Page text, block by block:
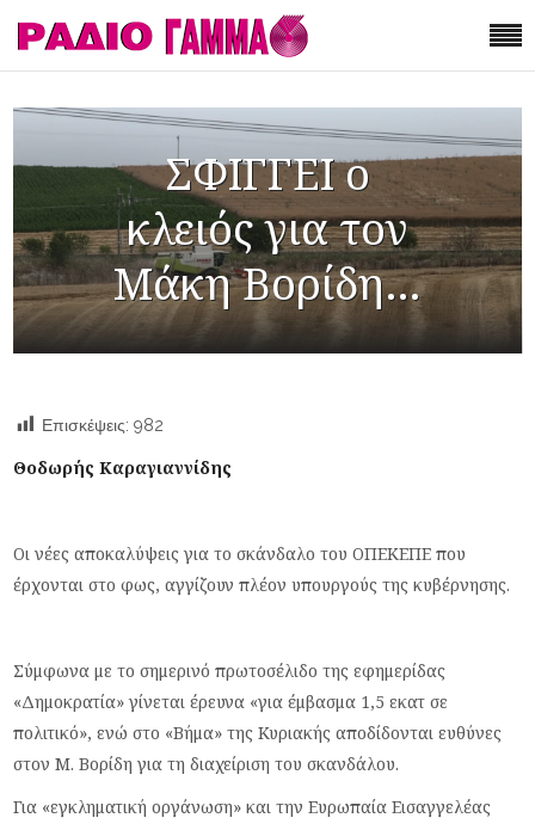
ΣΦΙΓΓΕΙ ο
κλειός για τον
Μάκη Βορίδη…
Επισκέψεις: 982
Θοδωρής Καραγιαννίδης
Οι νέες αποκαλύψεις για το σκάνδαλο του ΟΠΕΚΕΠΕ που
έρχονται στο φως, αγγίζουν πλέον υπουργούς της κυβέρνησης.
Σύμφωνα με το σημερινό πρωτοσέλιδο της εφημερίδας
«Δημοκρατία» γίνεται έρευνα «για έμβασμα 1,5 εκατ σε
πολιτικό», ενώ στο «Βήμα» της Κυριακής αποδίδονται ευθύνες
στον Μ. Βορίδη για τη διαχείριση του σκανδάλου.
Για «εγκληματική οργάνωση» και την Ευρωπαία Εισαγγελέας